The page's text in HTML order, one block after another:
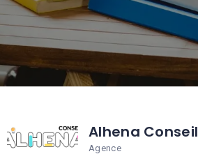
Alhena Conseil
Agence